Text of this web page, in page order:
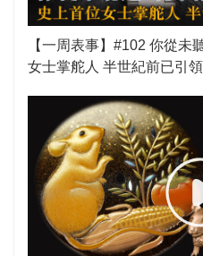
【一周表事】#102 你從
女士掌舵人 半世紀前已引